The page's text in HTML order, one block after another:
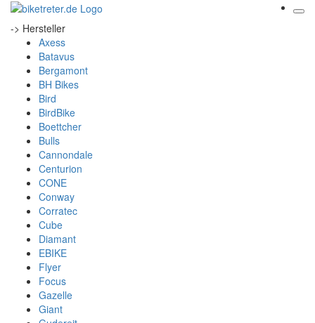
-> Hersteller
Axess
Batavus
Bergamont
BH Bikes
Bird
BirdBike
Boettcher
Bulls
Cannondale
Centurion
CONE
Conway
Corratec
Cube
Diamant
EBIKE
Flyer
Focus
Gazelle
Giant